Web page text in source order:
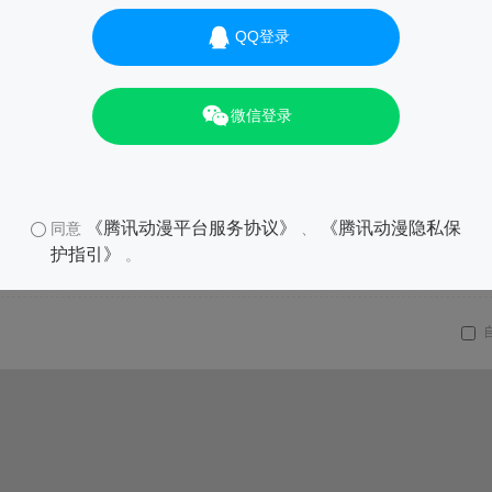
QQ登录
微信登录
同意 《腾讯动漫平台服务协议》
《腾讯动漫隐私保
护指引》
。